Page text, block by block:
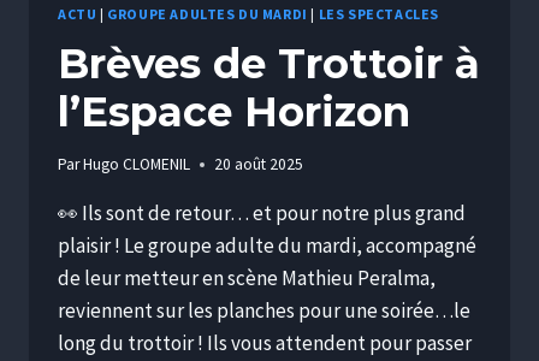
ACTU | GROUPE ADULTES DU MARDI | LES SPECTACLES
Brèves de Trottoir à
l’Espace Horizon
ParHugo CLOMENIL 20 août 2025
👀 Ils sont de retour… et pour notre plus grand
plaisir ! Le groupe adulte du mardi, accompagné
de leur metteur en scène Mathieu Peralma,
reviennent sur les planches pour une soirée…le
long du trottoir ! Ils vous attendent pour passer